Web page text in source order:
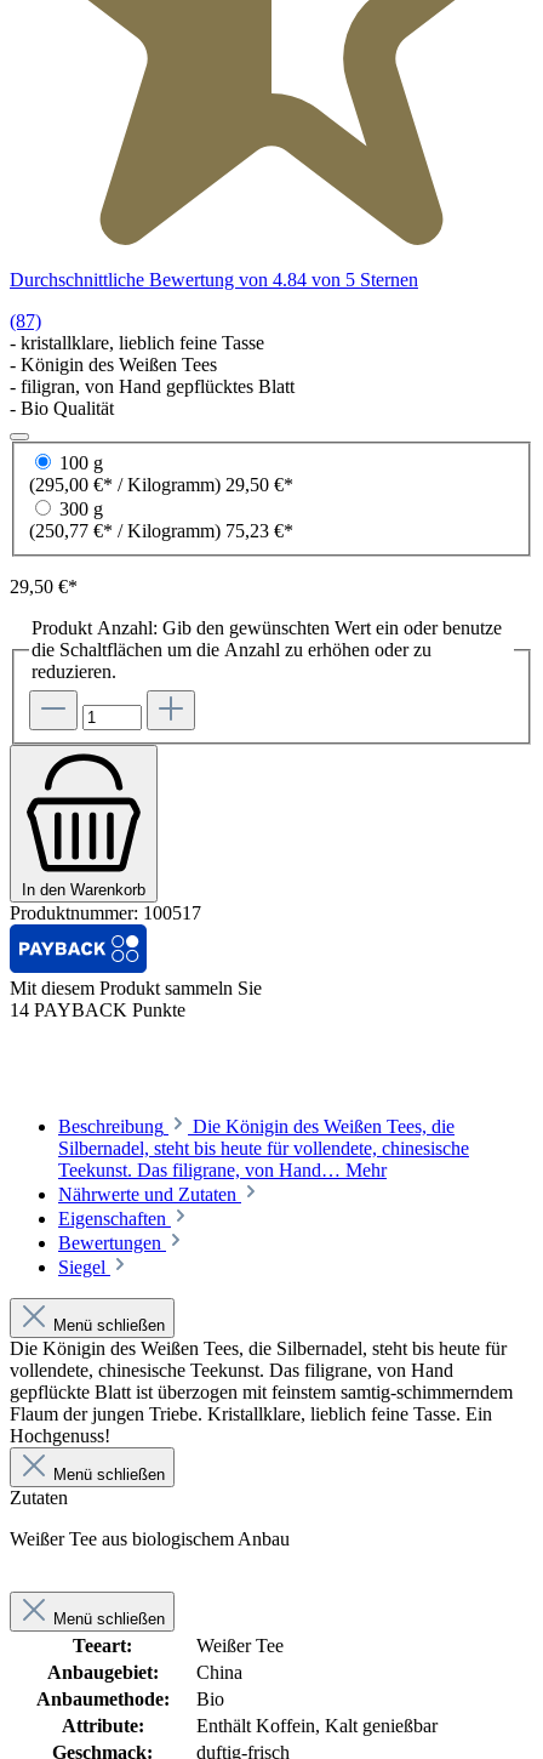
Durchschnittliche Bewertung von 4.84 von 5 Sternen
(87)
- kristallklare, lieblich feine Tasse
- Königin des Weißen Tees
- filigran, von Hand gepflücktes Blatt
- Bio Qualität
100 g
(295,00 €* / Kilogramm) 29,50 €*
300 g
(250,77 €* / Kilogramm) 75,23 €*
29,50 €*
Produkt Anzahl: Gib den gewünschten Wert ein oder benutze
die Schaltflächen um die Anzahl zu erhöhen oder zu
reduzieren.
In den Warenkorb
Produktnummer: 100517
Mit diesem Produkt sammeln Sie
14 PAYBACK Punkte
Beschreibung
Die Königin des Weißen Tees, die
Silbernadel, steht bis heute für vollendete, chinesische
Teekunst. Das filigrane, von Hand… Mehr
Nährwerte und Zutaten
Eigenschaften
Bewertungen
Siegel
Menü schließen
Die Königin des Weißen Tees, die Silbernadel, steht bis heute für
vollendete, chinesische Teekunst. Das filigrane, von Hand
gepflückte Blatt ist überzogen mit feinstem samtig-schimmerndem
Flaum der jungen Triebe. Kristallklare, lieblich feine Tasse. Ein
Hochgenuss!
Menü schließen
Zutaten
Weißer Tee aus biologischem Anbau
Menü schließen
Teeart:
Weißer Tee
Anbaugebiet:
China
Anbaumethode:
Bio
Attribute:
Enthält Koffein, Kalt genießbar
Geschmack:
duftig-frisch